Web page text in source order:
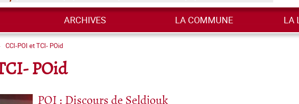
ARCHIVES LA COMMUNE LA
CCI-POI et TCI- POid
POid
POI : Discours de Seldjouk